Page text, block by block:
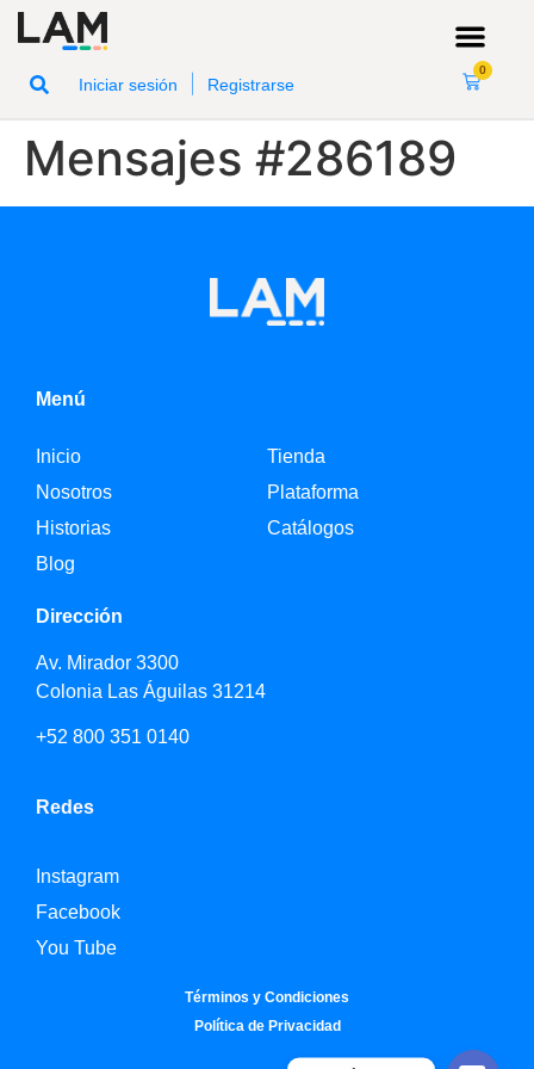
Iniciar sesión Registrarse
0
Mensajes #286189
Menú
Inicio
Nosotros
Historias
Blog
Tienda
Plataforma
Catálogos
Dirección
Av. Mirador 3300
Colonia Las Águilas 31214
+52 800 351 0140
Redes
Instagram
Facebook
You Tube
Términos y Condiciones
Política de Privacidad